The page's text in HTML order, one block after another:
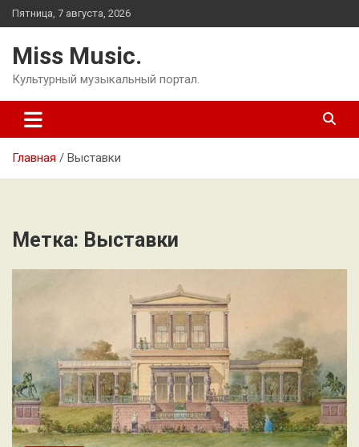
Перейти
к
Пятница, 7 августа, 2026
Miss Music.
Культурный музыкальный портал.
Главная Выставки
Метка: Выставки